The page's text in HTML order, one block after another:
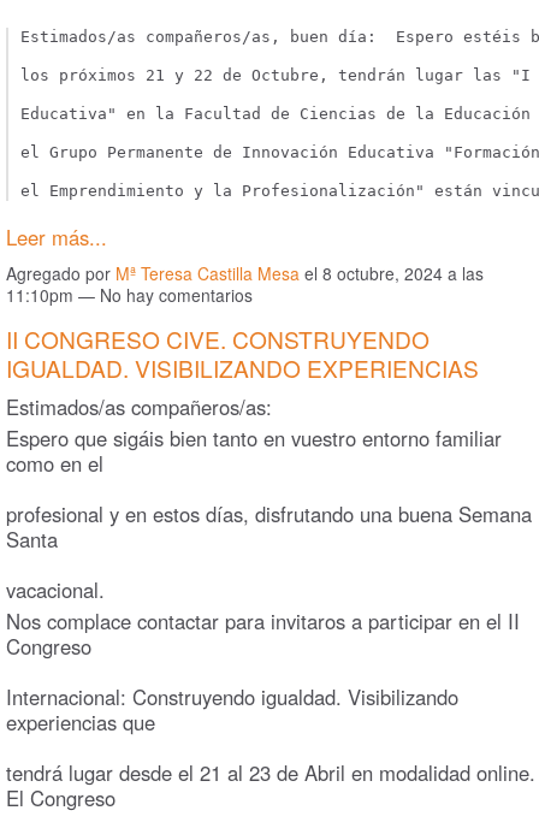
Estimados/as compañeros/as, buen día:  Espero
los próximos 21 y 22 de Octubre, tendrán lugar las
Educativa" en la Facultad de Ciencias de la
el Grupo Permanente de Innovación Educativa
el Emprendimiento y la Profesionalización" están
Leer más...
Agregado por Mª Teresa Castilla Mesa el 8 octubre, 2024 a las
11:10pm — No hay comentarios
II CONGRESO CIVE. CONSTRUYENDO
IGUALDAD. VISIBILIZANDO EXPERIENCIAS
Estimados/as compañeros/as:
Espero que sigáis bien tanto en vuestro entorno familiar
como en el
profesional y en estos días, disfrutando una buena Semana
Santa
vacacional.
Nos complace contactar para invitaros a participar en el II
Congreso
Internacional: Construyendo igualdad. Visibilizando
experiencias que
tendrá lugar desde el 21 al 23 de Abril en modalidad online.
El Congreso